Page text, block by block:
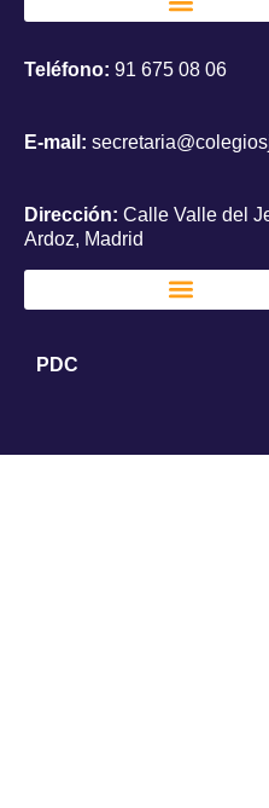
Teléfono: 91 675 08 06
E-mail:
Dirección: Calle Valle del
Ardoz, Madrid
PDC